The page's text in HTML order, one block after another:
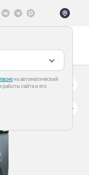
на автоматический
сайта и его